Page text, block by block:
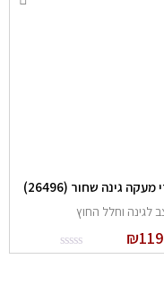
גינה שחור (26496)
וחלל החוץ
₪